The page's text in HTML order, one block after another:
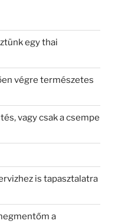
egy thai
végre természetes
vagy csak a csempe
is tapasztalatra
a